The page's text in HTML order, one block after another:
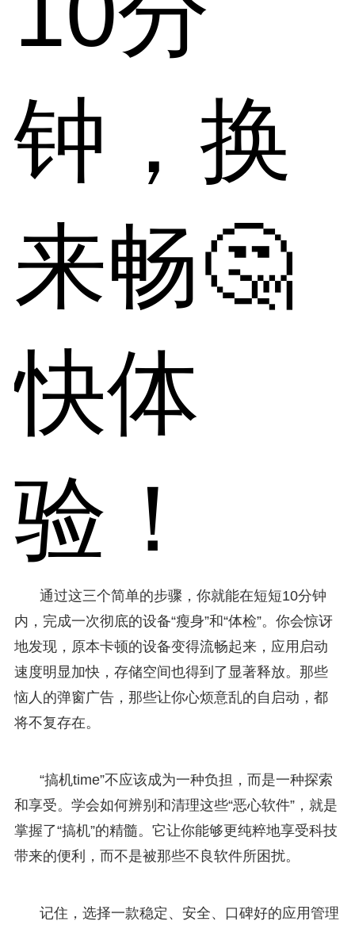
钟，换
来畅🤔
快体
验！
通过这三个简单的步骤，你就能在短短10分钟
内，完成一次彻底的设备“瘦身”和“体检”。你会惊讶
地发现，原本卡顿的设备变得流畅起来，应用启动
速度明显加快，存储空间也得到了显著释放。那些
恼人的弹窗广告，那些让你心烦意乱的自启动，都
将不复存在。
“搞机time”不应该成为一种负担，而是一种探索
和享受。学会如何辨别和清理这些“恶心软件”，就是
掌握了“搞机”的精髓。它让你能够更纯粹地享受科技
带来的便利，而不是被那些不良软件所困扰。
记住，选择一款稳定、安全、口碑好的应用管理